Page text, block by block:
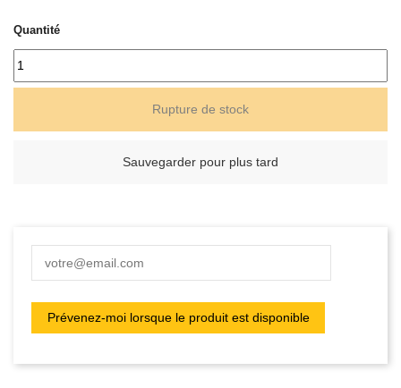
Quantité
Rupture de stock
Sauvegarder pour plus tard